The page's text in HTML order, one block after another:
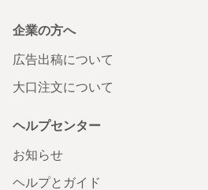
企業の方へ
広告出稿について
大口注文について
ヘルプセンター
お知らせ
ヘルプとガイド